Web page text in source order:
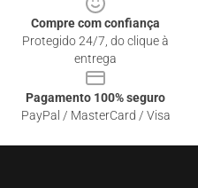
Compre com confiança
Protegido 24/7, do clique à
entrega
Pagamento 100% seguro
PayPal / MasterCard / Visa